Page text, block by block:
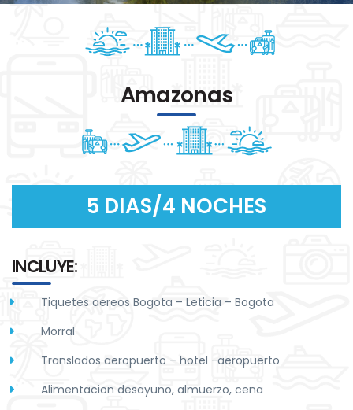
Amazonas
5 DIAS/4 NOCHES
INCLUYE:
Tiquetes aereos Bogota – Leticia – Bogota
Morral
Translados aeropuerto – hotel -aeropuerto
Alimentacion desayuno, almuerzo, cena